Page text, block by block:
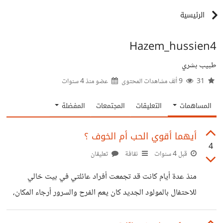
الرئيسية
Hazem_hussien4
طبيب بشري
عضو منذ4 سنوات
المساهمات التعليقات المجتمعات المفضلة
4
أيهما أقوي الحب أم الخوف ؟
قبل 4 سنوات ثقافة تعليقان
منذ عدة أيام كانت قد تجمعت أفراد عائلتي في بيت خالي
للاحتفال بالمولود الجديد كان يعم الفرح والسرور أرجاء المكان،
بعد فترة أراد خالي شئ ما من الخارج وطلب من أحد الأطفال